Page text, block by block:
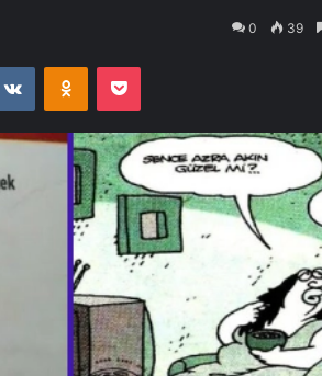
0 39
VKontakteOdnoklassniki
Pocket